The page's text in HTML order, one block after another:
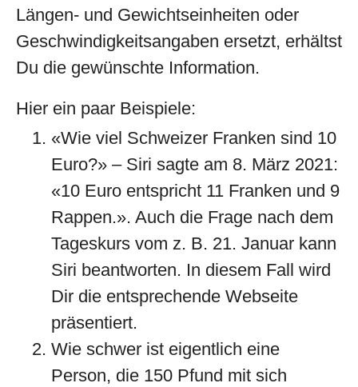
Längen- und Gewichtseinheiten oder
Geschwindigkeitsangaben ersetzt, erhältst
Du die gewünschte Information.
Hier ein paar Beispiele:
«Wie viel Schweizer Franken sind 10
Euro?» – Siri sagte am 8. März 2021:
«10 Euro entspricht 11 Franken und 9
Rappen.». Auch die Frage nach dem
Tageskurs vom z. B. 21. Januar kann
Siri beantworten. In diesem Fall wird
Dir die entsprechende Webseite
präsentiert.
Wie schwer ist eigentlich eine
Person, die 150 Pfund mit sich